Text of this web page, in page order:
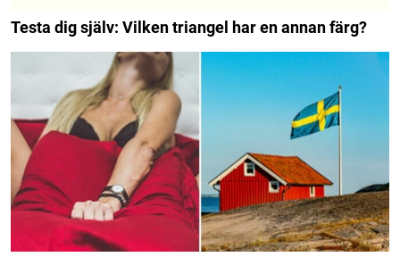
Testa dig själv: Vilken triangel har en annan färg?